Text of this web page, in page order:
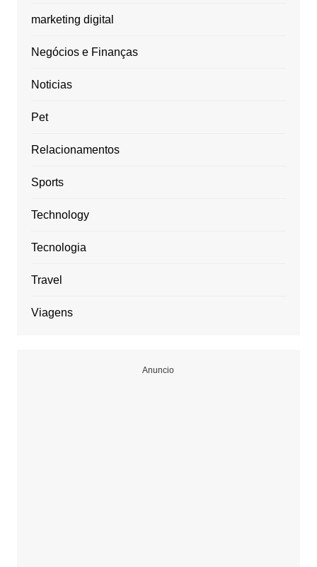
marketing digital
Negócios e Finanças
Noticias
Pet
Relacionamentos
Sports
Technology
Tecnologia
Travel
Viagens
Anuncio